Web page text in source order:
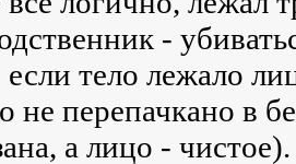
-
тело лежало
не перепачкано в
а лицо -